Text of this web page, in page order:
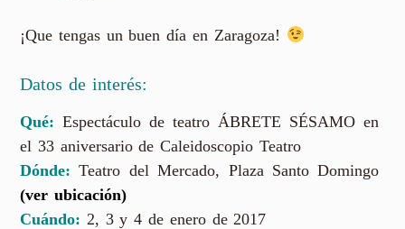
¡Que tengas un buen día en Zaragoza!
Datos de interés:
Qué: Espectáculo de teatro ÁBRETE SÉSAMO en
el 33 aniversario de Caleidoscopio Teatro
Dónde: Teatro del Mercado, Plaza Santo Domingo
(ver ubicación)
Cuándo: 2, 3 y 4 de enero de 2017